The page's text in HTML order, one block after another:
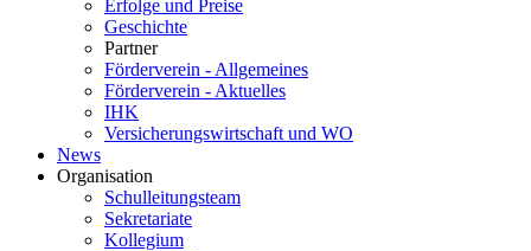
Erfolge und Preise
Geschichte
Partner
Förderverein - Allgemeines
Förderverein - Aktuelles
IHK
Versicherungswirtschaft und WO
News
Organisation
Schulleitungsteam
Sekretariate
Kollegium